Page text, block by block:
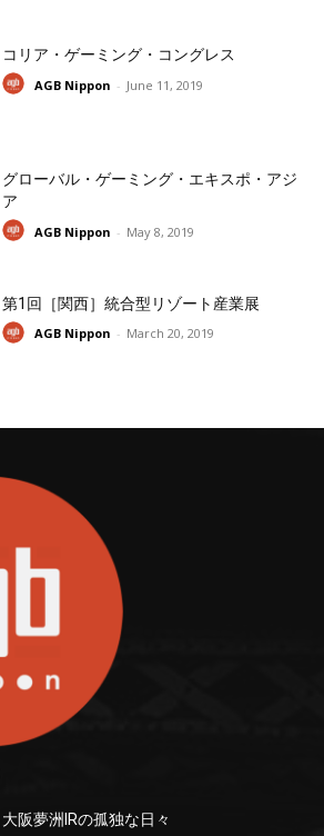
コリア・ゲーミング・コングレス
AGB Nippon - June 11, 2019
グローバル・ゲーミング・エキスポ・アジ
ア
AGB Nippon - May 8, 2019
第1回［関西］統合型リゾート産業展
AGB Nippon - March 20, 2019
大阪夢洲IRの孤独な日々